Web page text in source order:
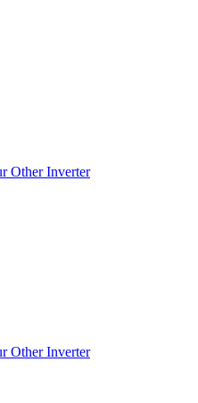
Other Inverter
Other Inverter